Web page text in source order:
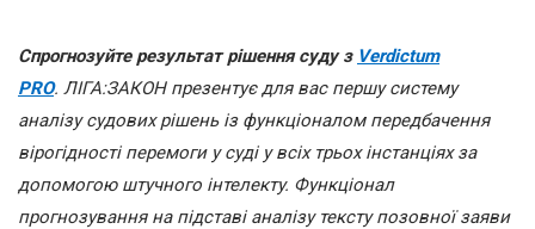
Спрогнозуйте результат рішення суду з Verdictum
PRO. ЛІГА:ЗАКОН презентує для вас першу систему
аналізу судових рішень із функціоналом передбачення
вірогідності перемоги у суді у всіх трьох інстанціях за
допомогою штучного інтелекту. Функціонал
прогнозування на підставі аналізу тексту позовної заяви